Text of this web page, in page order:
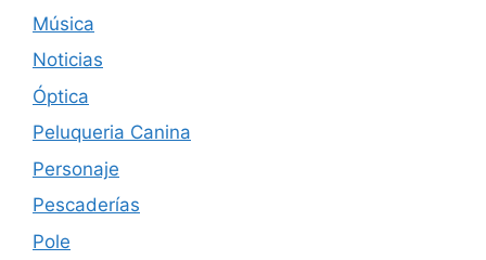
Música
Noticias
Óptica
Peluqueria Canina
Personaje
Pescaderías
Pole